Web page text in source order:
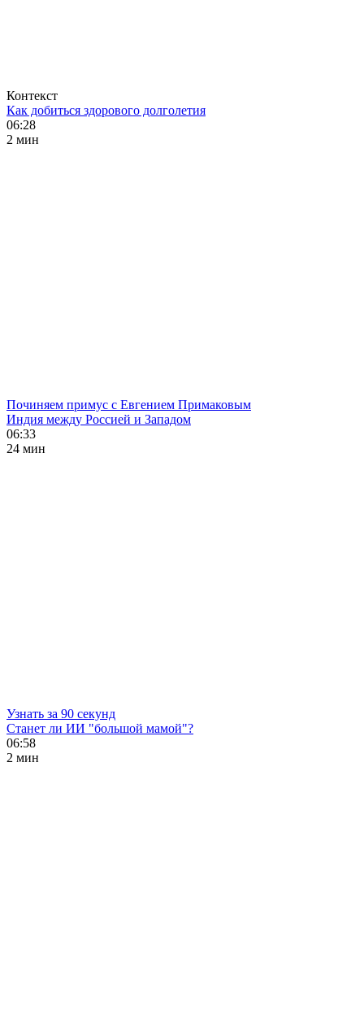
Контекст
Как добиться здорового долголетия
06:28
2 мин
Починяем примус с Евгением Примаковым
Индия между Россией и Западом
06:33
24 мин
Узнать за 90 секунд
Станет ли ИИ "большой мамой"?
06:58
2 мин